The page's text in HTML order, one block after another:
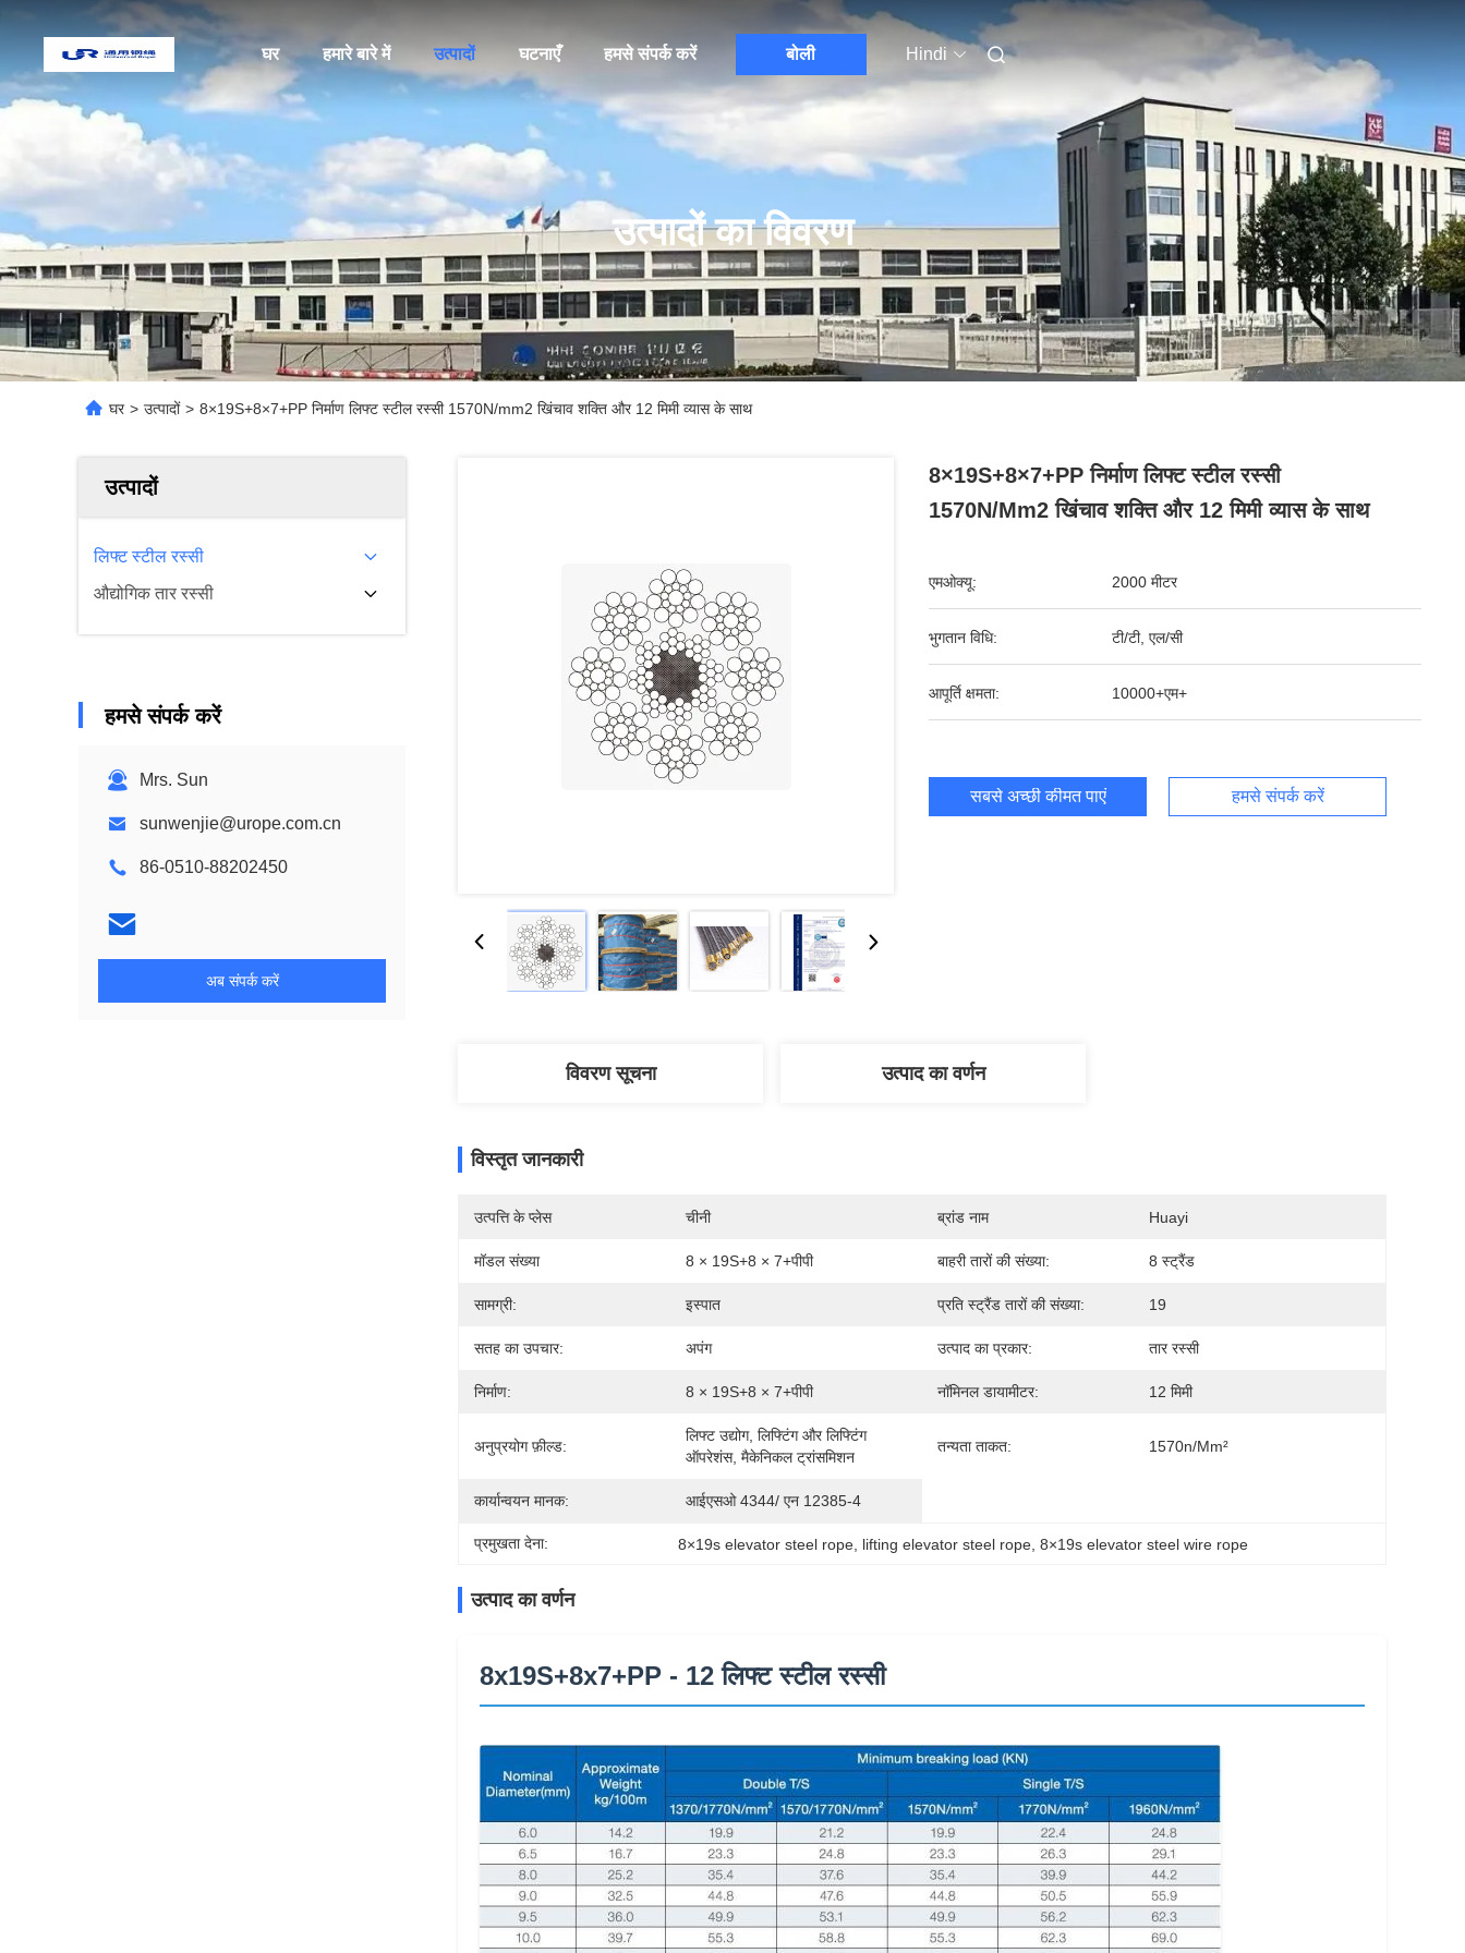
घर हमारे बारे में उत्पादों घटनाएँ हमसे संपर्क करें बोली Hindi
उत्पादों का विवरण
घर > उत्पादों > 8×19S+8×7+PP निर्माण लिफ्ट स्टील रस्सी 1570N/mm2 खिंचाव शक्ति और 12 मिमी व्यास के साथ
उत्पादों
लिफ्ट स्टील रस्सी
औद्योगिक तार रस्सी
हमसे संपर्क करें
Mrs. Sun
sunwenjie@urope.com.cn
86-0510-88202450
अब संपर्क करें
8×19S+8×7+PP निर्माण लिफ्ट स्टील रस्सी
1570N/mm2 खिंचाव शक्ति और 12 मिमी व्यास के साथ
एमओक्यू: 2000 मीटर
भुगतान विधि: टी/टी, एल/सी
आपूर्ति क्षमता: 10000+एम+
सबसे अच्छी कीमत पाएं हमसे संपर्क करें
विवरण सूचना उत्पाद का वर्णन
विस्तृत जानकारी
उत्पत्ति के प्लेस चीनी ब्रांड नाम Huayi
मॉडल संख्या 8 × 19S+8 × 7+पीपी बाहरी तारों की संख्या: 8 स्ट्रैंड
सामग्री: इस्पात प्रति स्ट्रैंड तारों की संख्या: 19
सतह का उपचार: अपंग उत्पाद का प्रकार: तार रस्सी
निर्माण: 8 × 19S+8 × 7+पीपी नॉमिनल डायामीटर: 12 मिमी
अनुप्रयोग फ़ील्ड:
लिफ्ट उद्योग, लिफ्टिंग और लिफ्टिंग
ऑपरेशंस, मैकेनिकल ट्रांसमिशन
तन्यता ताकत: 1570n/mm²
कार्यान्वयन मानक: आईएसओ 4344/ एन 12385-4
प्रमुखता देना: 8×19s elevator steel rope lifting elevator steel rope , 8×19s elevator steel wire rope
उत्पाद का वर्णन
8x19S+8x7+PP - 12 लिफ्ट स्टील रस्सी